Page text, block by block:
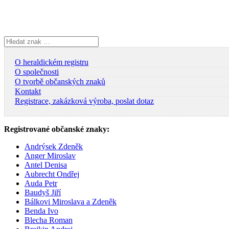
Vyhledávání
O heraldickém registru
O společnosti
O tvorbě občanských znaků
Kontakt
Registrace, zakázková výroba, poslat dotaz
Registrované občanské znaky:
Andrýsek Zdeněk
Anger Miroslav
Antel Denisa
Aubrecht Ondřej
Auda Petr
Baudyš Jiří
Bálkovi Miroslava a Zdeněk
Benda Ivo
Blecha Roman